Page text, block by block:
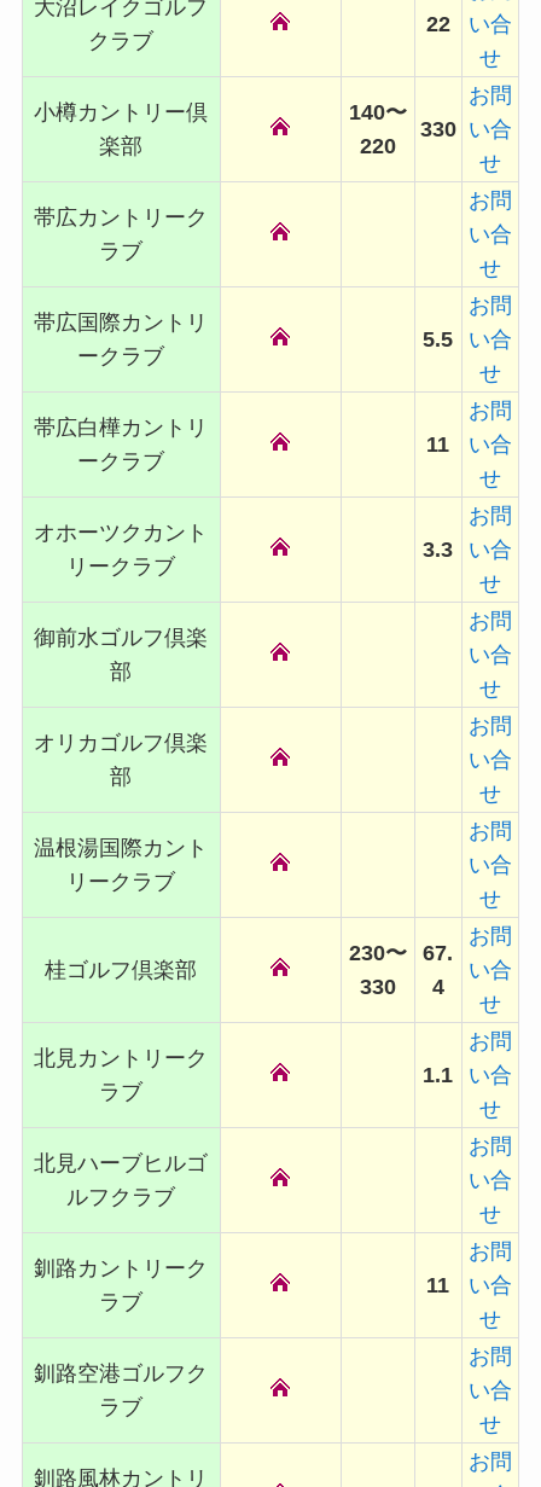
大沼レイクゴルフ
クラブ
22
い合
せ
小樽カントリー倶
楽部
140〜
220
330
お問
い合
せ
帯広カントリーク
ラブ
お問
い合
せ
帯広国際カントリ
ークラブ
5.5
お問
い合
せ
帯広白樺カントリ
ークラブ
11
お問
い合
せ
オホーツクカント
リークラブ
3.3
お問
い合
せ
御前水ゴルフ倶楽
部
お問
い合
せ
オリカゴルフ倶楽
部
お問
い合
せ
温根湯国際カント
リークラブ
お問
い合
せ
桂ゴルフ倶楽部
230〜
330
67.
4
お問
い合
せ
北見カントリーク
ラブ
1.1
お問
い合
せ
北見ハーブヒルゴ
ルフクラブ
お問
い合
せ
釧路カントリーク
ラブ
11
お問
い合
せ
釧路空港ゴルフク
ラブ
お問
い合
せ
釧路風林カントリ
お問